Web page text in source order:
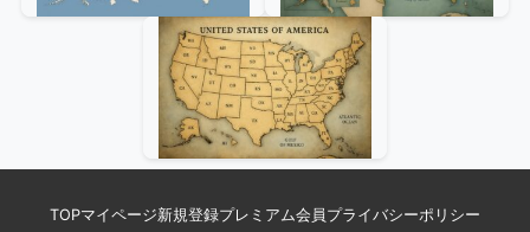
TOPマイページ新規登録プレミアム会員 プライバシーポリシー